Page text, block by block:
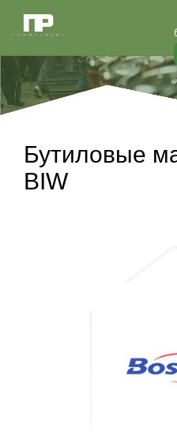
Бутиловые
BIW